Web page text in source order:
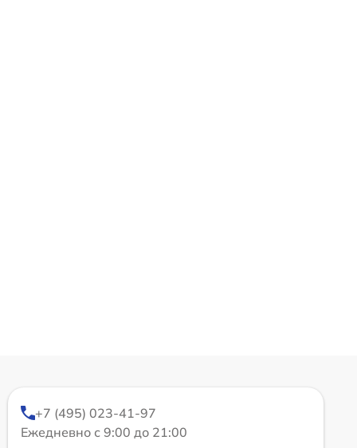
+7 (495) 023-41-97
Ежедневно с 9:00 до 21:00